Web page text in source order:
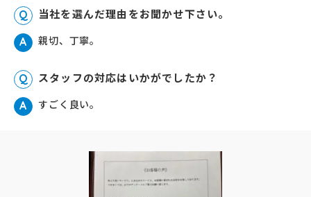
Q 当社を選んだ理由をお聞かせ下さい。
A 親切、丁寧。
Q スタッフの対応はいかがでしたか？
A すごく良い。